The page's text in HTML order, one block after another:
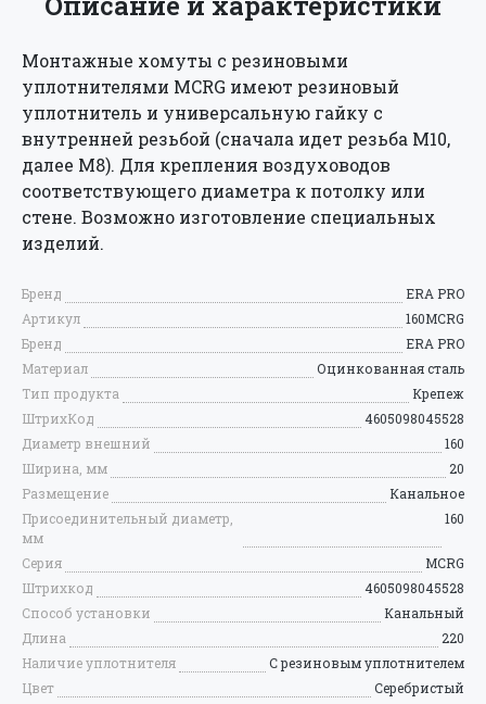
Пароль должен быть не менее 6 символов
длиной.
*Поля, обязательные для заполнения.
Есть аккаунт? Войти
Монтажные хомуты с резиновыми
уплотнителями MCRG имеют резиновый
уплотнитель и универсальную гайку с
внутренней резьбой (сначала идет резьба М10,
далее М8). Для крепления воздуховодов
соответствующего диаметра к потолку или
стене. Возможно изготовление специальных
изделий.
Бренд
ERA PRO
Артикул
160MCRG
Бренд
ERA PRO
Материал
Оцинкованная сталь
Тип продукта
Крепеж
ШтрихКод
4605098045528
Диаметр внешний
160
Ширина, мм
20
Размещение
Канальное
Присоединительный диаметр,
мм
160
Серия
MCRG
Штрихкод
4605098045528
Способ установки
Канальный
Длина
220
Наличие уплотнителя
С резиновым уплотнителем
Цвет
Серебристый